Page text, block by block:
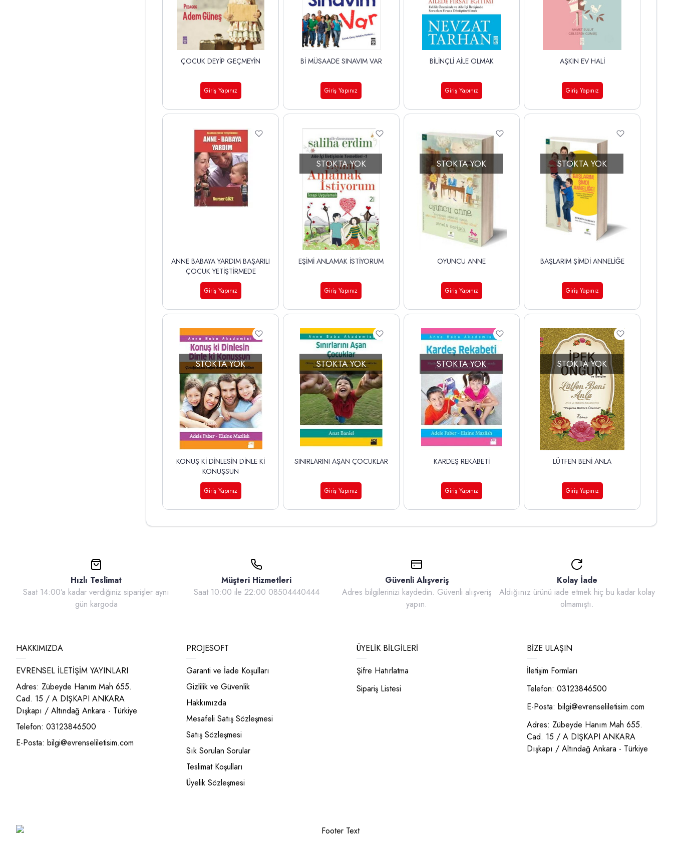
ÇOCUK DEYİP GEÇMEYİN
Giriş Yapınız
Bİ MÜSAADE SINAVIM VAR
Giriş Yapınız
BİLİNÇLİ AİLE OLMAK
Giriş Yapınız
AŞKIN EV HALİ
Giriş Yapınız
ANNE BABAYA YARDIM BAŞARILI
ÇOCUK YETİŞTİRMEDE
Giriş Yapınız
STOKTA YOK
EŞİMİ ANLAMAK İSTİYORUM
Giriş Yapınız
STOKTA YOK
OYUNCU ANNE
Giriş Yapınız
STOKTA YOK
BAŞLARIM ŞİMDİ ANNELİĞE
Giriş Yapınız
STOKTA YOK
KONUŞ Kİ DİNLESİN DİNLE Kİ
KONUŞSUN
Giriş Yapınız
STOKTA YOK
SINIRLARINI AŞAN ÇOCUKLAR
Giriş Yapınız
STOKTA YOK
KARDEŞ REKABETİ
Giriş Yapınız
STOKTA YOK
LÜTFEN BENİ ANLA
Giriş Yapınız
Hızlı Teslimat
Saat 14:00’a kadar verdiğiniz siparişler aynı
gün kargoda
Müşteri Hizmetleri
Saat 10:00 ile 22:00 08504440444
Güvenli Alışveriş
Adres bilgilerinizi kaydedin. Güvenli alışveriş
yapın.
Kolay İade
Aldığınız ürünü iade etmek hiç bu kadar kolay
olmamıştı.
HAKKIMIZDA
EVRENSEL İLETİŞİM YAYINLARI
Adres: Zübeyde Hanım Mah 655.
Cad. 15 / A DIŞKAPI ANKARA
Dışkapı / Altındağ Ankara - Türkiye
Telefon: 03123846500
E-Posta: bilgi@evrenseliletisim.com
PROJESOFT
Garanti ve İade Koşulları
Gizlilik ve Güvenlik
Hakkımızda
Mesafeli Satış Sözleşmesi
Satış Sözleşmesi
Sık Sorulan Sorular
Teslimat Koşulları
Üyelik Sözleşmesi
ÜYELIK BILGILERI
Şifre Hatırlatma
Sipariş Listesi
BIZE ULAŞIN
İletişim Formları
Telefon: 03123846500
E-Posta: bilgi@evrenseliletisim.com
Adres: Zübeyde Hanım Mah 655.
Cad. 15 / A DIŞKAPI ANKARA
Dışkapı / Altındağ Ankara - Türkiye